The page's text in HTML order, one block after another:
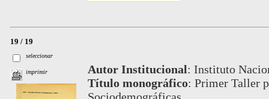
19 / 19
seleccionar
imprimir Autor Institucional: Instituto
Título monográfico: Primer Taller